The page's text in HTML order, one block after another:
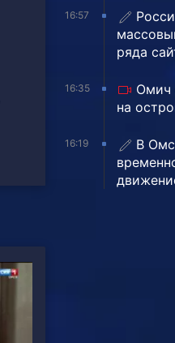
16:57
ряда
16:35
Омич
на
16:19
В